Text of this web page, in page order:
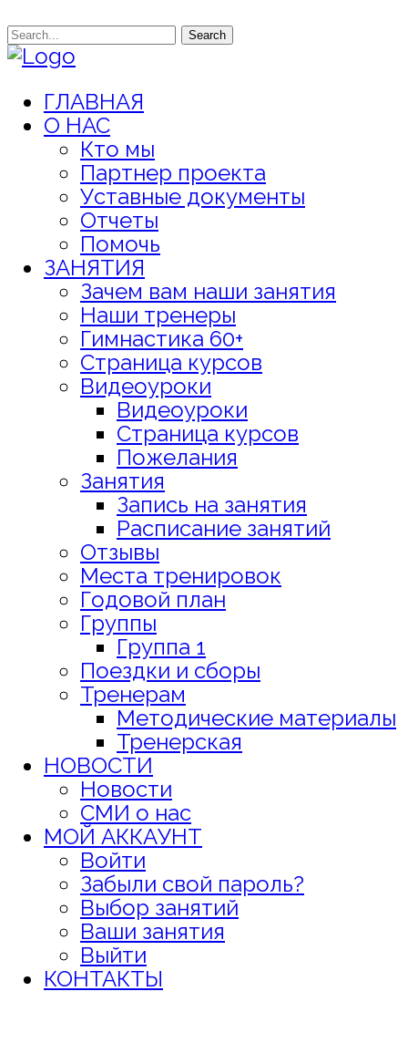
Search
ГЛАВНАЯ
О НАС
Кто мы
Партнер проекта
Уставные документы
Отчеты
Помочь
ЗАНЯТИЯ
Зачем вам наши занятия
Наши тренеры
Гимнастика 60+
Страница курсов
Видеоуроки
Видеоуроки
Страница курсов
Пожелания
Занятия
Запись на занятия
Расписание занятий
Отзывы
Места тренировок
Годовой план
Группы
Группа 1
Поездки и сборы
Тренерам
Методические материалы
Тренерская
НОВОСТИ
Новости
СМИ о нас
МОЙ АККАУНТ
Войти
Забыли свой пароль?
Выбор занятий
Ваши занятия
Выйти
КОНТАКТЫ